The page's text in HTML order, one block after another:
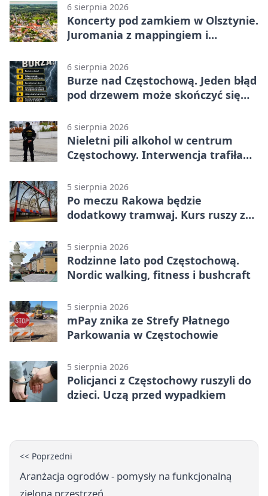
6 sierpnia 2026
Koncerty pod zamkiem w Olsztynie.
Juromania z mappingiem i
6 sierpnia 2026
Burze nad Częstochową. Jeden błąd
pod drzewem może skończyć się
6 sierpnia 2026
Nieletni pili alkohol w centrum
Częstochowy. Interwencja trafiła
5 sierpnia 2026
Po meczu Rakowa będzie
dodatkowy tramwaj. Kurs ruszy ze
5 sierpnia 2026
Rodzinne lato pod Częstochową.
Nordic walking, fitness i bushcraft
5 sierpnia 2026
mPay znika ze Strefy Płatnego
Parkowania w Częstochowie
5 sierpnia 2026
Policjanci z Częstochowy ruszyli do
dzieci. Uczą przed wypadkiem
<< Poprzedni
Aranżacja ogrodów - pomysły na funkcjonalną